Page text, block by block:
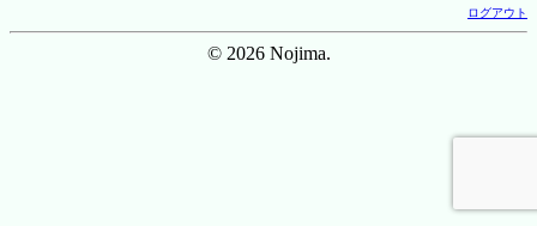
ログアウト
© 2026 Nojima.